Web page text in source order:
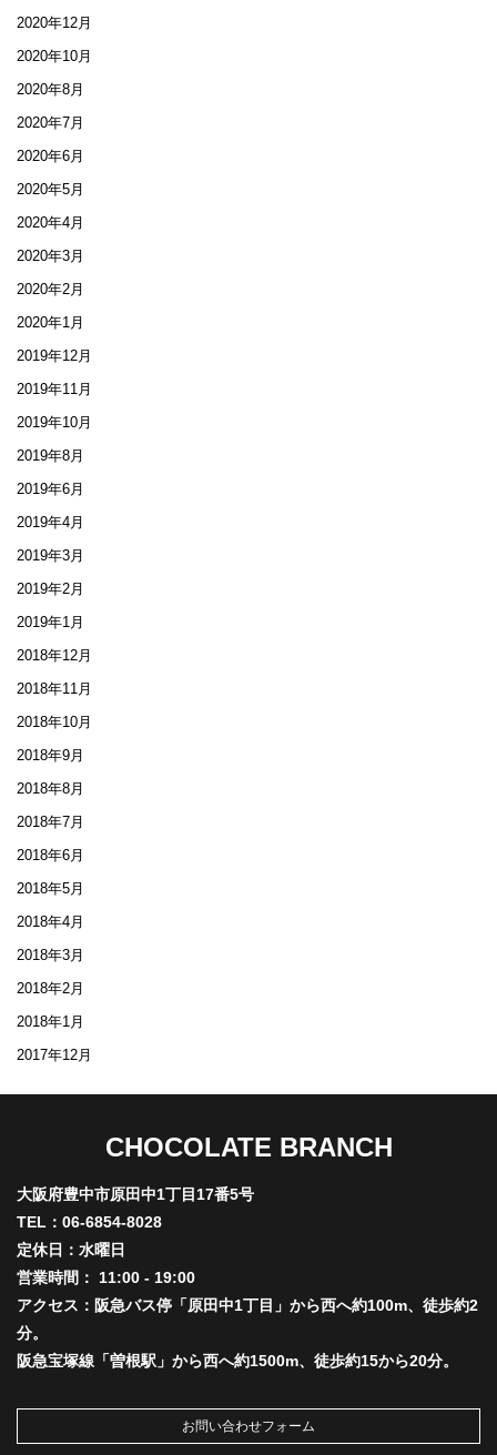
2020年12月
2020年10月
2020年8月
2020年7月
2020年6月
2020年5月
2020年4月
2020年3月
2020年2月
2020年1月
2019年12月
2019年11月
2019年10月
2019年8月
2019年6月
2019年4月
2019年3月
2019年2月
2019年1月
2018年12月
2018年11月
2018年10月
2018年9月
2018年8月
2018年7月
2018年6月
2018年5月
2018年4月
2018年3月
2018年2月
2018年1月
2017年12月
CHOCOLATE BRANCH
大阪府豊中市原田中1丁目17番5号
TEL：06-6854-8028
定休日：水曜日
営業時間： 11:00 - 19:00
アクセス：阪急バス停「原田中1丁目」から西へ約100m、徒歩約2
分。
阪急宝塚線「曽根駅」から西へ約1500m、徒歩約15から20分。
お問い合わせフォーム